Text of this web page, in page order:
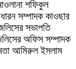
শফিকুল
সম্পাদক কাওছার
সভাপতি
অফিস সম্পাদক
আমিরুল ইসলাম